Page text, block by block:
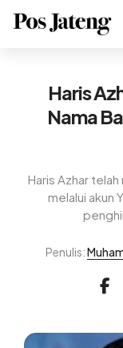
Haris
Nama
Haris Azhar
melalui akun
Penulis: